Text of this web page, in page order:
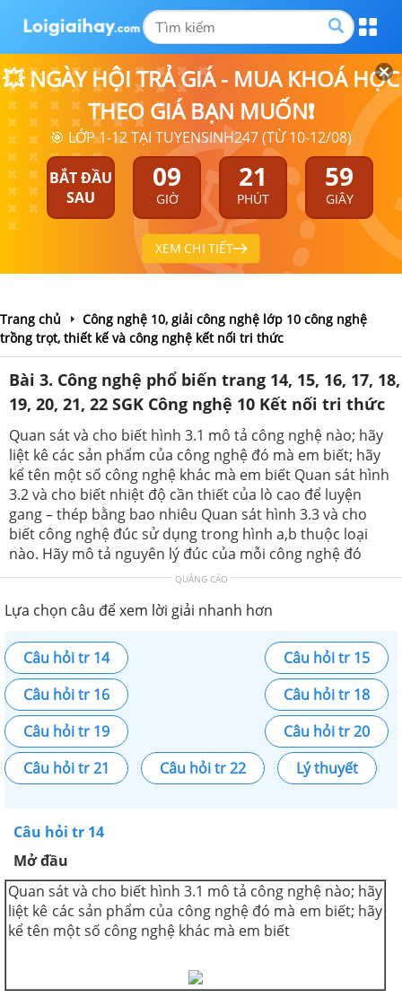
💥 NGÀY HỘI TRẢ GIÁ - MUA KHOÁ HỌC
THEO GIÁ BẠN MUỐN❗
🎯 LỚP 1-12 TẠI TUYENSINH247 (TỪ 10-12/08)
BẮT ĐẦU
SAU
09
GIỜ
21
PHÚT
58
GIÂY
XEM CHI TIẾT
Trang chủ
Công nghệ 10, giải công nghệ lớp 10 công nghệ
trồng trọt, thiết kế và công nghệ kết nối tri thức
Bài 3. Công nghệ phổ biến trang 14, 15, 16, 17, 18,
19, 20, 21, 22 SGK Công nghệ 10 Kết nối tri thức
Quan sát và cho biết hình 3.1 mô tả công nghệ nào; hãy
liệt kê các sản phẩm của công nghệ đó mà em biết; hãy
kể tên một số công nghệ khác mà em biết Quan sát hình
3.2 và cho biết nhiệt độ cần thiết của lò cao để luyện
gang – thép bằng bao nhiêu Quan sát hình 3.3 và cho
biết công nghệ đúc sử dụng trong hình a,b thuộc loại
nào. Hãy mô tả nguyên lý đúc của mỗi công nghệ đó
QUẢNG CÁO
Lựa chọn câu để xem lời giải nhanh hơn
Câu hỏi tr 14
Câu hỏi tr 15
Câu hỏi tr 16
Câu hỏi tr 18
Câu hỏi tr 19
Câu hỏi tr 20
Câu hỏi tr 21
Câu hỏi tr 22 Lý thuyết
Câu hỏi tr 14
Mở đầu
Quan sát và cho biết hình 3.1 mô tả công nghệ nào; hãy
liệt kê các sản phẩm của công nghệ đó mà em biết; hãy
kể tên một số công nghệ khác mà em biết